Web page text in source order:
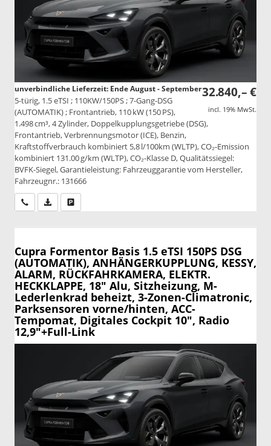
32.840,– €
incl. 19% MwSt.
unverbindliche Lieferzeit: Ende August - September
5-türig, 1.5 eTSI ; 110KW/150PS ; 7-Gang-DSG
(AUTOMATIK) ; Frontantrieb, 110 kW (150 PS),
1.498 cm³, 4 Zylinder, Doppelkupplungsgetriebe (DSG),
Frontantrieb, Verbrennungsmotor (ICE), Benzin,
Kraftstoffverbrauch kombiniert 5,8 l/100km (WLTP), CO₂-Emission
kombiniert 131.00 g/km (WLTP), CO₂-Klasse D, Qualitätssiegel:
BVFK-Siegel, Garantieleistung: Fahrzeuggarantie vom Hersteller,
Fahrzeugnr.: 131666
Wir rufen Sie anPDF-Datei, Fahrzeugexposé drucken
Cupra Formentor Basis 1.5 eTSI 150PS DSG
(AUTOMATIK), ANHÄNGERKUPPLUNG, KESSY,
ALARM, RÜCKFAHRKAMERA, ELEKTR.
HECKKLAPPE, 18" Alu, Sitzheizung, M-
Lederlenkrad beheizt, 3-Zonen-Climatronic,
Parksensoren vorne/hinten, ACC-
Tempomat, Digitales Cockpit 10", Radio
12,9"+Full-Link